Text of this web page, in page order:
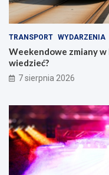
n
a
i
c
i
w
W
r
o
a
w
i
u
TRANSPORT WYDARZENIA
Weekendowe zmiany w
wiedzieć?
7 sierpnia 2026